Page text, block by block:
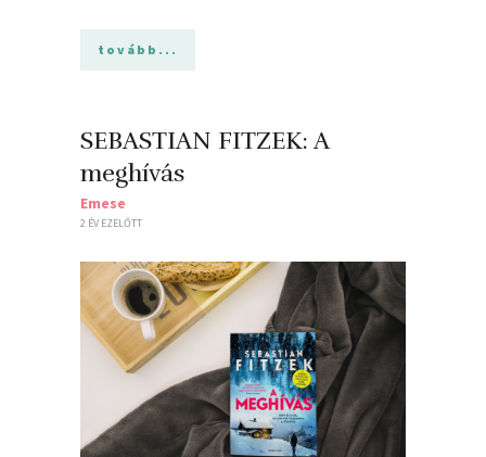
tovább...
SEBASTIAN FITZEK: A
meghívás
Emese
2 ÉV EZELŐTT